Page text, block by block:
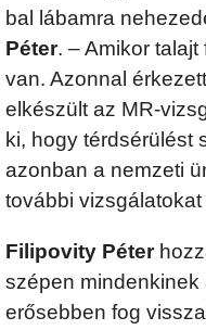
bal lábamra
Péter. – Amikor
van. Azonnal
elkészült az MR-
ki, hogy térdsérülést
azonban a nemzeti
további
Filipovity Péter
szépen
erősebben fog